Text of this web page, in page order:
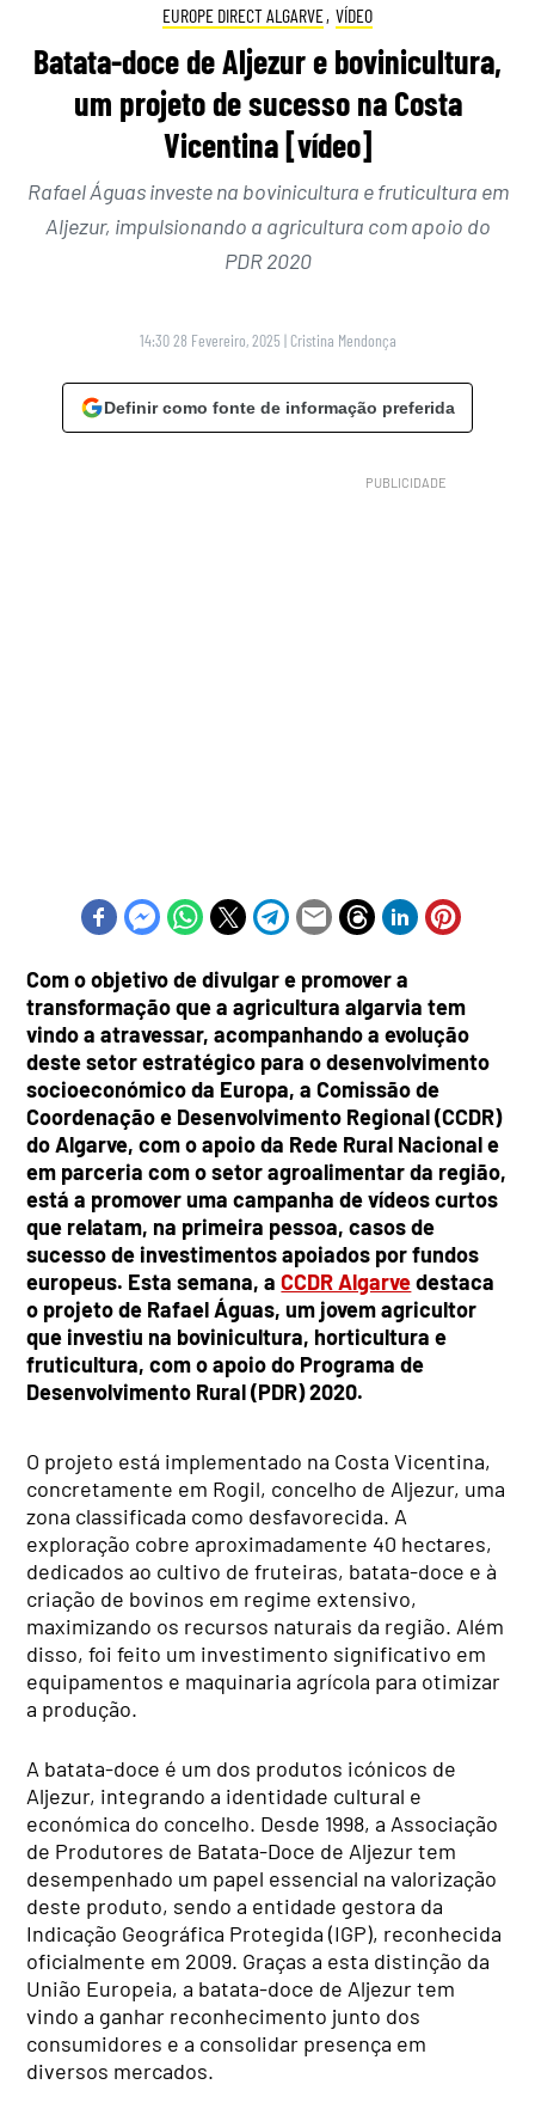
EUROPE DIRECT ALGARVE, VÍDEO
Batata-doce de Aljezur e bovinicultura,
um projeto de sucesso na Costa
Vicentina [vídeo]
Rafael Águas investe na bovinicultura e fruticultura em
Aljezur, impulsionando a agricultura com apoio do
PDR 2020
14:30 28 Fevereiro, 2025 | Cristina Mendonça
Definir como fonte de informação preferida
Com o objetivo de divulgar e promover a
transformação que a agricultura algarvia tem
vindo a atravessar, acompanhando a evolução
deste setor estratégico para o desenvolvimento
socioeconómico da Europa, a Comissão de
Coordenação e Desenvolvimento Regional (CCDR)
do Algarve, com o apoio da Rede Rural Nacional e
em parceria com o setor agroalimentar da região,
está a promover uma campanha de vídeos curtos
que relatam, na primeira pessoa, casos de
sucesso de investimentos apoiados por fundos
europeus. Esta semana, aCCDR Algarvedestaca
o projeto de Rafael Águas, um jovem agricultor
que investiu na bovinicultura, horticultura e
fruticultura, com o apoio do Programa de
Desenvolvimento Rural (PDR) 2020.
O projeto está implementado na Costa Vicentina,
concretamente em Rogil, concelho de Aljezur, uma
zona classificada como desfavorecida. A
exploração cobre aproximadamente 40 hectares,
dedicados ao cultivo de fruteiras, batata-doce e à
criação de bovinos em regime extensivo,
maximizando os recursos naturais da região. Além
disso, foi feito um investimento significativo em
equipamentos e maquinaria agrícola para otimizar
a produção.
A batata-doce é um dos produtos icónicos de
Aljezur, integrando a identidade cultural e
económica do concelho. Desde 1998, a Associação
de Produtores de Batata-Doce de Aljezur tem
desempenhado um papel essencial na valorização
deste produto, sendo a entidade gestora da
Indicação Geográfica Protegida (IGP), reconhecida
oficialmente em 2009. Graças a esta distinção da
União Europeia, a batata-doce de Aljezur tem
vindo a ganhar reconhecimento junto dos
consumidores e a consolidar presença em
diversos mercados.